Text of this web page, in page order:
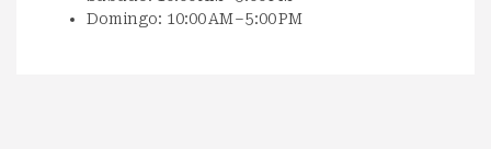
Domingo: 10:00 AM – 5:00 PM